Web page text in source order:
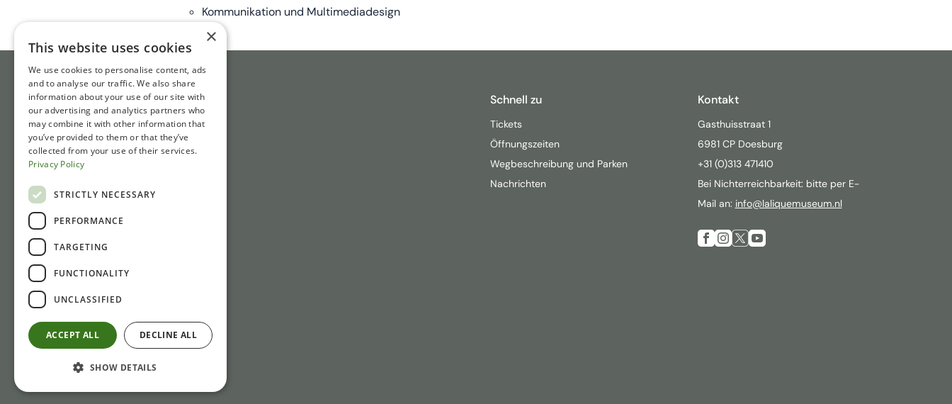
Kommunikation und Multimediadesign
Schnell zu
Tickets
Öffnungszeiten
Wegbeschreibung und Parken
Nachrichten
Kontakt
Gasthuisstraat 1
6981 CP Doesburg
+31 (0)313 471410
Bei Nichterreichbarkeit: bitte per E-
Mail an: info@laliquemuseum.nl
×
This website uses cookies
We use cookies to personalise content, ads
and to analyse our traffic. We also share
information about your use of our site with
our advertising and analytics partners who
may combine it with other information that
you’ve provided to them or that they’ve
collected from your use of their services.
Privacy Policy
STRICTLY NECESSARY
PERFORMANCE
TARGETING
FUNCTIONALITY
UNCLASSIFIED
ACCEPT ALL DECLINE ALL
SHOW DETAILS